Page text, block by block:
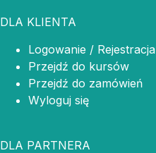
DLA KLIENTA
Logowanie / Rejestracja
Przejdź do kursów
Przejdź do zamówień
Wyloguj się
DLA PARTNERA